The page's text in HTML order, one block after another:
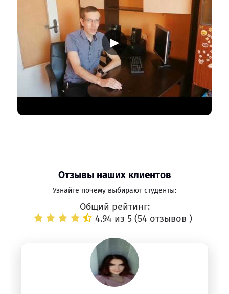
▶
Отзывы наших клиентов
Узнайте почему выбирают студенты:
Общий рейтинг:
4.94 из 5 (54 отзывов )